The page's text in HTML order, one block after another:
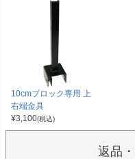
10cmブロック専用 上
右端金具
¥3,100(税込)
返品